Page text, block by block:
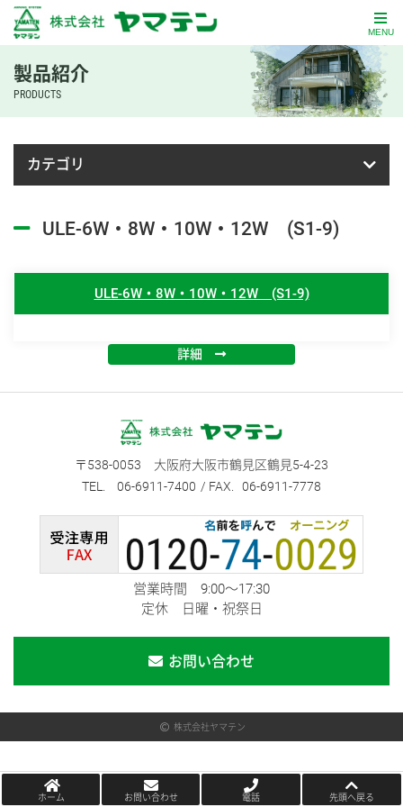
MENU
製品紹介
PRODUCTS
カテゴリ
ULE-6W・8W・10W・12W (S1-9)
ULE-6W・8W・10W・12W (S1-9)
詳細
538-0053
大阪府大阪市鶴見区鶴見5-4-23
06-6911-7400
06-6911-7778
営業時間 9:00～17:30
定休 日曜・祝祭日
お問い合わせ
ホーム お問い合わせ 電話 先頭へ戻る
株式会社ヤマテン